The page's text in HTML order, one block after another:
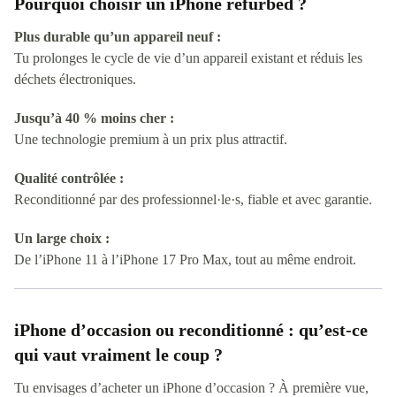
Plus durable qu’un appareil neuf :
Tu prolonges le cycle de vie d’un appareil existant et réduis les
déchets électroniques.
Jusqu’à 40 % moins cher :
Une technologie premium à un prix plus attractif.
Qualité contrôlée :
Reconditionné par des professionnel·le·s, fiable et avec garantie.
Un large choix :
De l’iPhone 11 à l’iPhone 17 Pro Max, tout au même endroit.
iPhone d’occasion ou reconditionné : qu’est-ce
qui vaut vraiment le coup ?
Tu envisages d’acheter un iPhone d’occasion ? À première vue,